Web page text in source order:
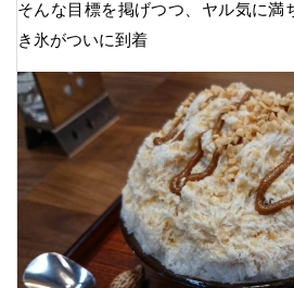
そんな目標を掲げつつ、ヤル気に満
き氷がついに到着